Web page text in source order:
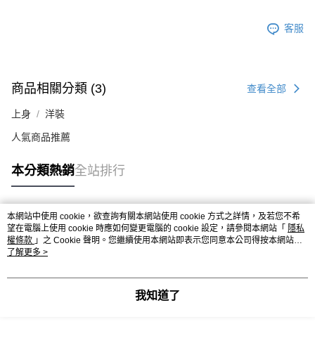
客服
商品相關分類 (3) 查看全部
上身 洋裝
人氣商品推薦
本分類熱銷全站排行
熱門標籤
本網站中使用 cookie，欲查詢有關本網站使用 cookie 方式之詳情，及若您不希
望在電腦上使用 cookie 時應如何變更電腦的 cookie 設定，請參閱本網站「 隱私
權條款 」之 Cookie 聲明。您繼續使用本網站即表示您同意本公司得按本網站使
用條款之 Cookie 聲明使用 cookie。
了解更多 >
我知道了